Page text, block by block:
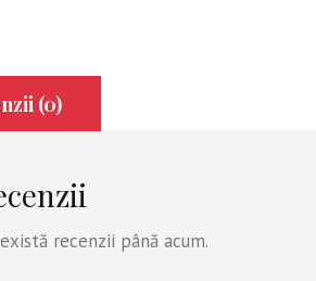
(0)
recenzii până acum.